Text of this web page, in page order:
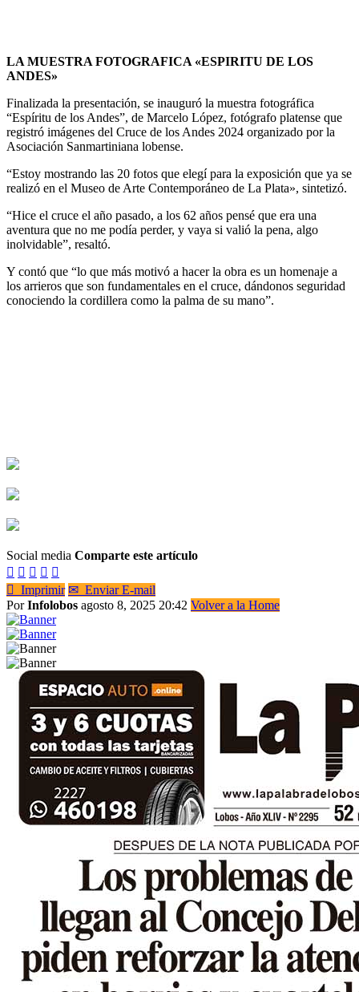
LA MUESTRA FOTOGRAFICA «ESPIRITU DE LOS
ANDES»
Finalizada la presentación, se inauguró la muestra fotográfica
“Espíritu de los Andes”, de Marcelo López, fotógrafo platense que
registró imágenes del Cruce de los Andes 2024 organizado por la
Asociación Sanmartiniana lobense.
“Estoy mostrando las 20 fotos que elegí para la exposición que ya se
realizó en el Museo de Arte Contemporáneo de La Plata», sintetizó.
“Hice el cruce el año pasado, a los 62 años pensé que era una
aventura que no me podía perder, y vaya si valió la pena, algo
inolvidable”, resaltó.
Y contó que “lo que más motivó a hacer la obra es un homenaje a
los arrieros que son fundamentales en el cruce, dándonos seguridad
conociendo la cordillera como la palma de su mano”.
Social media Comparte este artículo
    
 Imprimir ✉ Enviar E-mail
PorInfolobos agosto 8, 2025 20:42 Volver a la Home